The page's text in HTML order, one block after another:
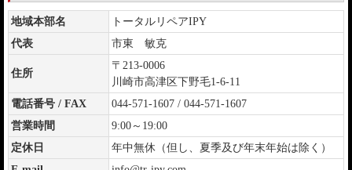
地域本部名
トータルリペアIPY
代表
市東 敏克
住所
〒213-0006
川崎市高津区下野毛1-6-11
電話番号 / FAX
044-571-1607 / 044-571-1607
営業時間
9:00～19:00
定休日
年中無休（但し、夏季及び年末年始は除く）